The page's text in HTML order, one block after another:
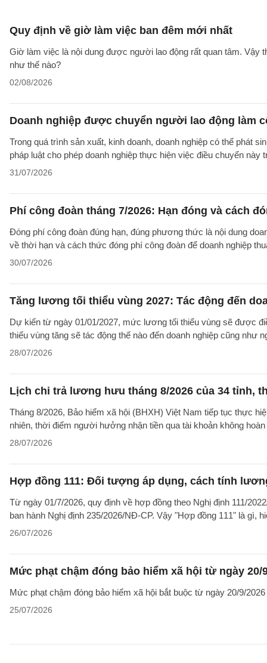
Quy định về giờ làm việc ban đêm mới nhất
Giờ làm việc là nội dung được người lao động rất quan tâm. Vậy
như thế nào?
02/08/2026
Doanh nghiệp được chuyển người lao động làm
Trong quá trình sản xuất, kinh doanh, doanh nghiệp có thể phát
pháp luật cho phép doanh nghiệp thực hiện việc điều chuyển
31/07/2026
Phí công đoàn tháng 7/2026: Hạn đóng và cách
Đóng phí công đoàn đúng hạn, đúng phương thức là nội dung
về thời hạn và cách thức đóng phí công đoàn để doanh nghiệp
30/07/2026
Tăng lương tối thiểu vùng 2027: Tác động đến
Dự kiến từ ngày 01/01/2027, mức lương tối thiểu vùng sẽ được
thiểu vùng tăng sẽ tác động thế nào đến doanh nghiệp cũng như
28/07/2026
Lịch chi trả lương hưu tháng 8/2026 của 34 tỉnh,
Tháng 8/2026, Bảo hiểm xã hội (BHXH) Việt Nam tiếp tục thực
nhiên, thời điểm người hưởng nhận tiền qua tài khoản không
28/07/2026
Hợp đồng 111: Đối tượng áp dụng, cách tính
Từ ngày 01/7/2026, quy định về hợp đồng theo Nghị định 111/
ban hành Nghị định 235/2026/NĐ-CP. Vậy "Hợp đồng 111" là
26/07/2026
Mức phạt chậm đóng bảo hiểm xã hội từ ngày 20/
Mức phạt chậm đóng bảo hiểm xã hội bắt buộc từ ngày 20/9/
25/07/2026